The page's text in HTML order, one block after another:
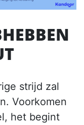
strijd zal
Voorkomen
het begint